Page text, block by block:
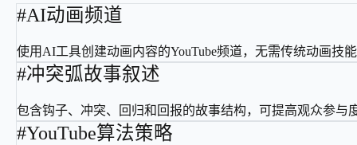
#AI动画频道
使用AI工具创建动画内容的YouTube频道，无需传统动画技能
#冲突弧故事叙述
包含钩子、冲突、回归和回报的故事结构，可提高观众参与
#YouTube算法策略